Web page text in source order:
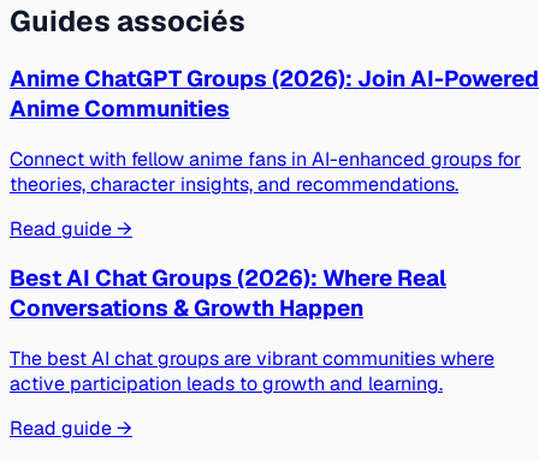
Guides associés
Anime ChatGPT Groups (2026): Join AI-Powered
Anime Communities
Connect with fellow anime fans in AI-enhanced groups for
theories, character insights, and recommendations.
Read guide →
Best AI Chat Groups (2026): Where Real
Conversations & Growth Happen
The best AI chat groups are vibrant communities where
active participation leads to growth and learning.
Read guide →